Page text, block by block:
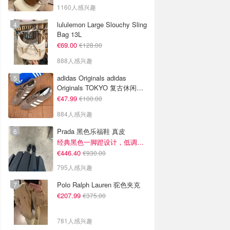
1160人感兴趣
lululemon Large Slouchy Sling
Bag 13L
€69.00 €128.00
888人感兴趣
adidas Originals adidas
Originals TOKYO 复古休闲鞋
深棕色
€47.99 €100.00
884人感兴趣
Prada 黑色乐福鞋 真皮
经典黑色一脚蹬设计，低调百搭又高级
€446.40 €930.00
795人感兴趣
Polo Ralph Lauren 驼色夹克
€207.99 €375.00
781人感兴趣